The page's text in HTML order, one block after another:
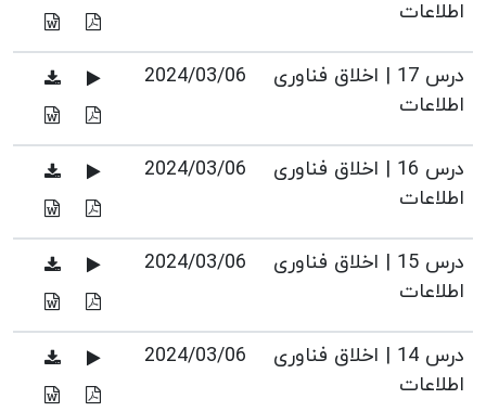
اطلاعات
درس 17 | اخلاق فناوری
اطلاعات
2024/03/06
درس 16 | اخلاق فناوری
اطلاعات
2024/03/06
درس 15 | اخلاق فناوری
اطلاعات
2024/03/06
درس 14 | اخلاق فناوری
اطلاعات
2024/03/06